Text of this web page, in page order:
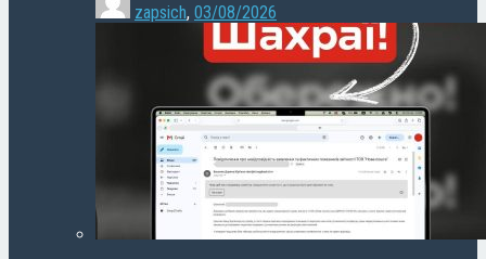
zapsich, 03/08/2026